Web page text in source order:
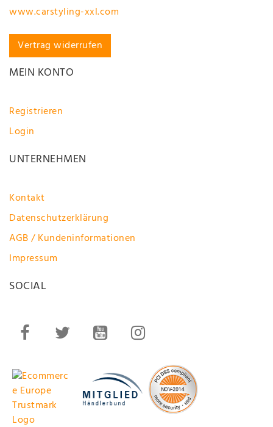
www.carstyling-xxl.com
Vertrag widerrufen
MEIN KONTO
Registrieren
Login
UNTERNEHMEN
Kontakt
Datenschutzerklärung
AGB / Kundeninformationen
Impressum
SOCIAL